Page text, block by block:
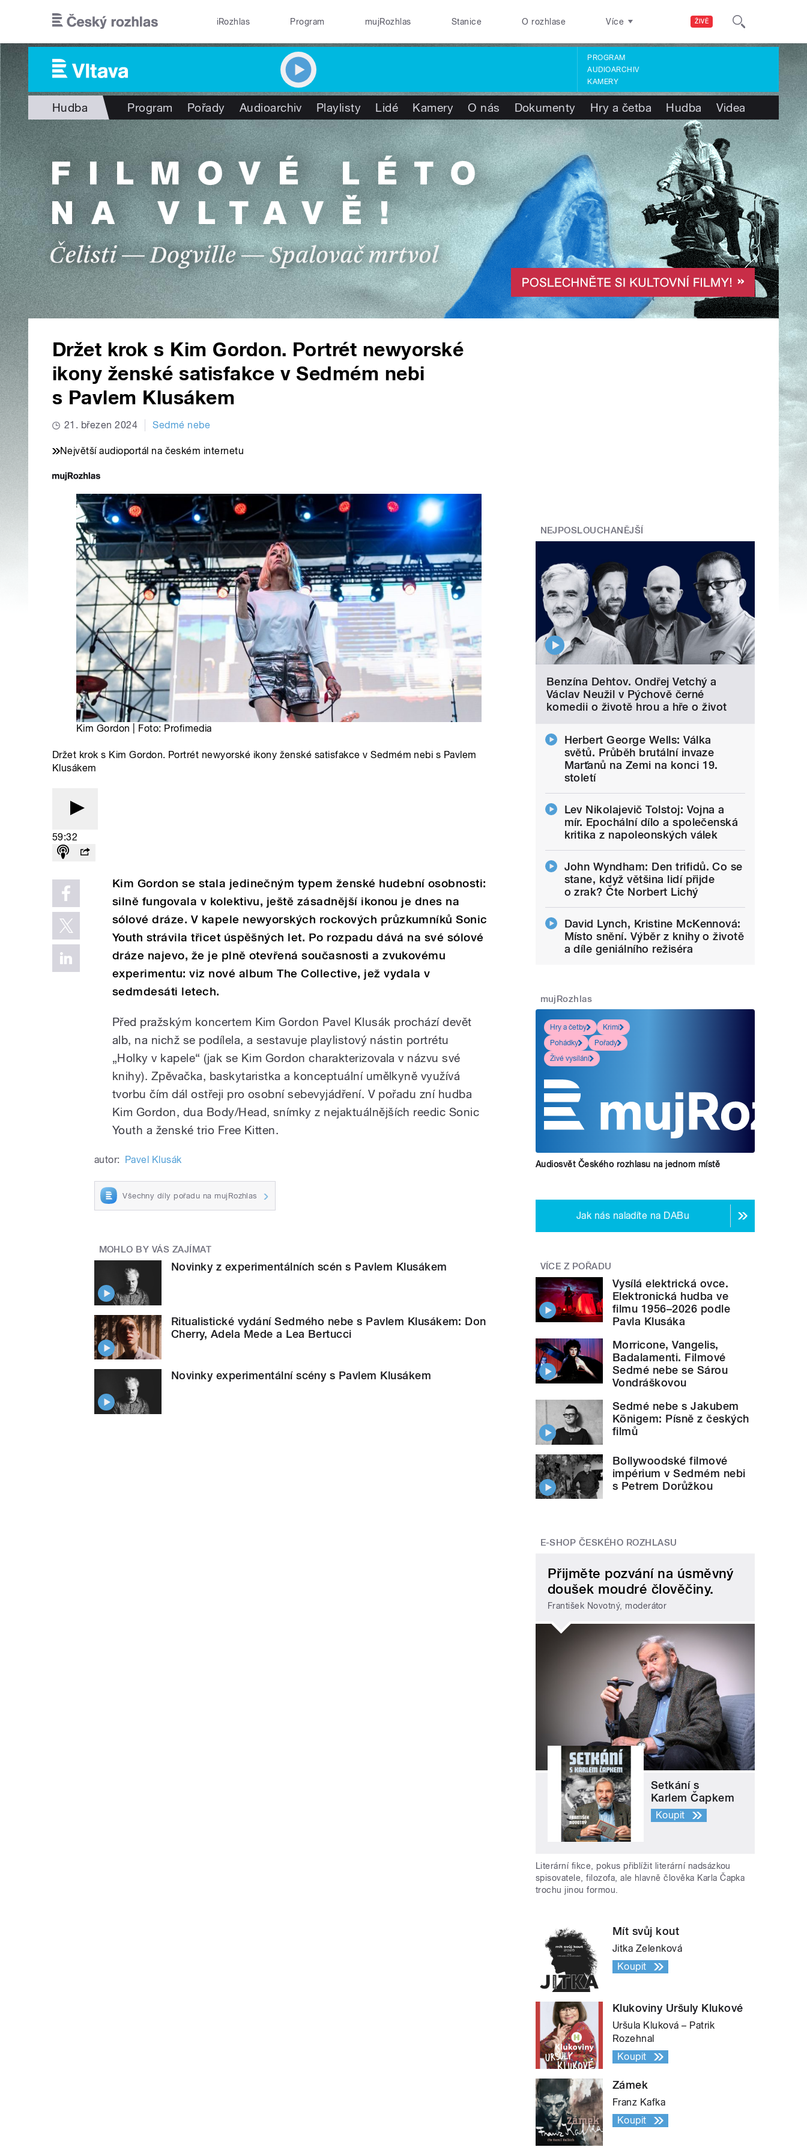
ŽIVĚ
iRozhlas Program mujRozhlas Stanice O rozhlase Více
PROGRAM
AUDIOARCHIV
KAMERY
Hudba Program Pořady Audioarchiv Playlisty Lidé Kamery O nás Dokumenty Hry a četba Hudba Videa
Držet krok s Kim Gordon. Portrét newyorské
ikony ženské satisfakce v Sedmém nebi
s Pavlem Klusákem
21. březen 2024 Sedmé nebe
Největší audioportál na českém internetu
Kim Gordon | Foto: Profimedia
Držet krok s Kim Gordon. Portrét newyorské ikony ženské satisfakce v Sedmém nebi s Pavlem
Klusákem
59:32
Kim Gordon se stala jedinečným typem ženské hudební osobnosti:
silně fungovala v kolektivu, ještě zásadnější ikonou je dnes na
sólové dráze. V kapele newyorských rockových průzkumníků Sonic
Youth strávila třicet úspěšných let. Po rozpadu dává na své sólové
dráze najevo, že je plně otevřená současnosti a zvukovému
experimentu: viz nové album The Collective, jež vydala v
sedmdesáti letech.
Před pražským koncertem Kim Gordon Pavel Klusák prochází devět
alb, na nichž se podílela, a sestavuje playlistový nástin portrétu
„Holky v kapele“ (jak se Kim Gordon charakterizovala v názvu své
knihy). Zpěvačka, baskytaristka a konceptuální umělkyně využívá
tvorbu čím dál ostřeji pro osobní sebevyjádření. V pořadu zní hudba
Kim Gordon, dua Body/Head, snímky z nejaktuálnějších reedic Sonic
Youth a ženské trio Free Kitten.
autor: Pavel Klusák
Všechny díly pořadu na mujRozhlas
MOHLO BY VÁS ZAJÍMAT
Novinky z experimentálních scén s Pavlem Klusákem
Ritualistické vydání Sedmého nebe s Pavlem Klusákem: Don
Cherry, Adela Mede a Lea Bertucci
Novinky experimentální scény s Pavlem Klusákem
NEJPOSLOUCHANĚJŠÍ
Benzína Dehtov. Ondřej Vetchý a
Václav Neužil v Pýchově černé
komedii o životě hrou a hře o život
Herbert George Wells: Válka
světů. Průběh brutální invaze
Marťanů na Zemi na konci 19.
století
Lev Nikolajevič Tolstoj: Vojna a
mír. Epochální dílo a společenská
kritika z napoleonských válek
John Wyndham: Den trifidů. Co se
stane, když většina lidí přijde
o zrak? Čte Norbert Lichý
David Lynch, Kristine McKennová:
Místo snění. Výběr z knihy o životě
a díle geniálního režiséra
mujRozhlas
Hry a četby
Krimi
Pohádky
Pořady
Živé vysílání
Audiosvět Českého rozhlasu na jednom místě
Jak nás naladíte na DABu
VÍCE Z POŘADU
Vysílá elektrická ovce.
Elektronická hudba ve
filmu 1956–2026 podle
Pavla Klusáka
Morricone, Vangelis,
Badalamenti. Filmové
Sedmé nebe se Sárou
Vondráškovou
Sedmé nebe s Jakubem
Königem: Písně z českých
filmů
Bollywoodské filmové
impérium v Sedmém nebi
s Petrem Dorůžkou
E-SHOP ČESKÉHO ROZHLASU
Přijměte pozvání na úsměvný
doušek moudré člověčiny.
František Novotný, moderátor
Setkání s
Karlem Čapkem
Koupit
Literární fikce, pokus přiblížit literární nadsázkou
spisovatele, filozofa, ale hlavně člověka Karla Čapka
trochu jinou formou.
Mít svůj kout
Jitka Zelenková
Koupit
Klukoviny Uršuly Klukové
Uršula Kluková – Patrik
Rozehnal
Koupit
Zámek
Franz Kafka
Koupit